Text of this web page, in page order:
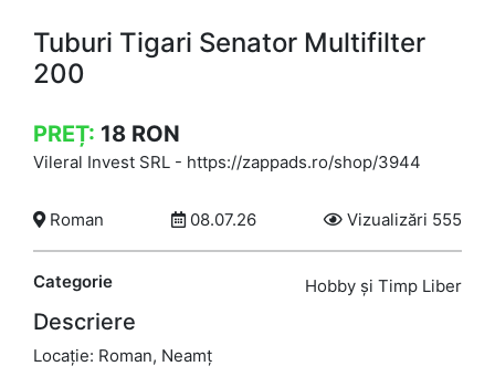
Tuburi Tigari Senator Multifilter
200
PREȚ: 18 RON
Vileral Invest SRL - https://zappads.ro/shop/3944
Roman 08.07.26 Vizualizări 555
Categorie Hobby și Timp Liber
Descriere
Locație: Roman, Neamț